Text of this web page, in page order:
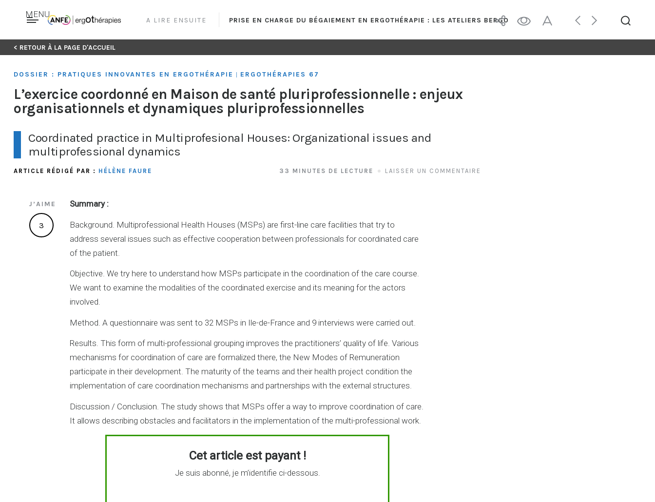
Skip
content
A LIRE ENSUITE PRISE EN CHARGE DU BÉGAIEMENT EN ERGOTHÉRAPIE : LES ATELIERS BERGO
MENU
< RETOUR À LA PAGE D'ACCUEIL
DOSSIER : PRATIQUES INNOVANTES EN ERGOTHÉRAPIE ERGOTHÉRAPIES 67
L’exercice coordonné en Maison de santé pluriprofessionnelle : enjeux
organisationnels et dynamiques pluriprofessionnelles
Coordinated practice in Multiprofesional Houses: Organizational issues and
multiprofessional dynamics
ARTICLE RÉDIGÉ PAR : HÉLÈNE FAURE 33 MINUTES DE LECTURE LAISSER UN COMMENTAIRE
J’AIME
3
Summary :
Background. Multiprofessional Health Houses (MSPs) are first-line care facilities that try to
address several issues such as effective cooperation between professionals for coordinated care
of the patient.
Objective. We try here to understand how MSPs participate in the coordination of the care course.
We want to examine the modalities of the coordinated exercise and its meaning for the actors
involved.
Method. A questionnaire was sent to 32 MSPs in Ile-de-France and 9 interviews were carried out.
Results. This form of multi-professional grouping improves the practitioners’ quality of life. Various
mechanisms for coordination of care are formalized there, the New Modes of Remuneration
participate in their development. The maturity of the teams and their health project condition the
implementation of care coordination mechanisms and partnerships with the external structures.
Discussion / Conclusion. The study shows that MSPs offer a way to improve coordination of care.
It allows describing obstacles and facilitators in the implementation of the multi-professional work.
Cet article est payant !
Je suis abonné, je m’identifie ci-dessous.